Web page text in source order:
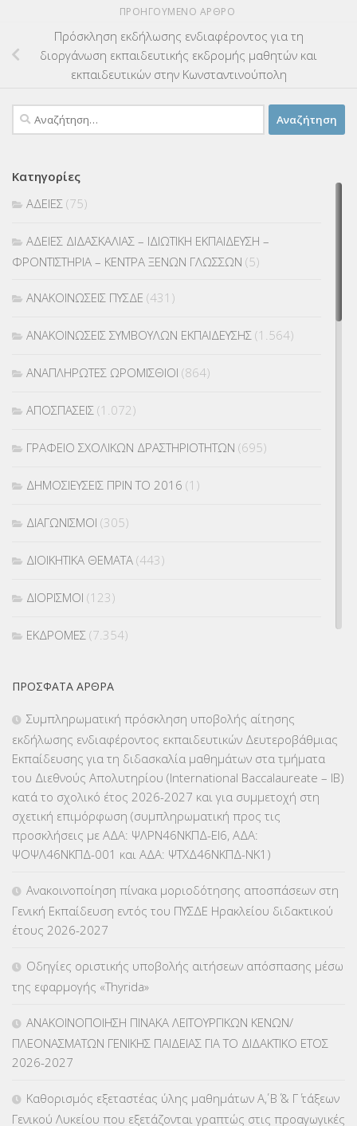
ΠΡΟΗΓΟΎΜΕΝΟ ΆΡΘΡΟ
Πρόσκληση εκδήλωσης ενδιαφέροντος για τη
διοργάνωση εκπαιδευτικής εκδρομής μαθητών και
εκπαιδευτικών στην Κωνσταντινούπολη
Αναζήτηση
για:
Κατηγορίες
ΑΔΕΙΕΣ (75)
ΑΔΕΙΕΣ ΔΙΔΑΣΚΑΛΙΑΣ – ΙΔΙΩΤΙΚΗ ΕΚΠΑΙΔΕΥΣΗ –
ΦΡΟΝΤΙΣΤΗΡΙΑ – ΚΕΝΤΡΑ ΞΕΝΩΝ ΓΛΩΣΣΩΝ (5)
ΑΝΑΚΟΙΝΩΣΕΙΣ ΠΥΣΔΕ (431)
ΑΝΑΚΟΙΝΩΣΕΙΣ ΣΥΜΒΟΥΛΩΝ ΕΚΠΑΙΔΕΥΣΗΣ (1.564)
ΑΝΑΠΛΗΡΩΤΕΣ ΩΡΟΜΙΣΘΙΟΙ (864)
ΑΠΟΣΠΑΣΕΙΣ (1.072)
ΓΡΑΦΕΙΟ ΣΧΟΛΙΚΩΝ ΔΡΑΣΤΗΡΙΟΤΗΤΩΝ (695)
ΔΗΜΟΣΙΕΥΣΕΙΣ ΠΡΙΝ ΤΟ 2016 (1)
ΔΙΑΓΩΝΙΣΜΟΙ (305)
ΔΙΟΙΚΗΤΙΚΑ ΘΕΜΑΤΑ (443)
ΔΙΟΡΙΣΜΟΙ (123)
ΕΚΔΡΟΜΕΣ (7.354)
ΕΠΙΜΟΡΦΩΣΗ Τ.Π.Ε.(10)
ΕΥΡΩΠΑΪΚΑ ΠΡΟΓΡΑΜΜΑΤΑ(230)
ΚΕΣΥ (60)
ΚΕΣΥΠ(109)
ΚΠγ – ΚΡΑΤΙΚΟ ΠΙΣΤΟΠΟΙΗΤΙΚΟ ΓΛΩΣΣΟΜΑΘΕΙΑΣ(135)
ΚΠπ- ΚΡΑΤΙΚΟ ΠΙΣΤΟΠΟΙΗΤΙΚΟ ΠΛΗΡΟΦΟΡΙΚΗΣ
ΛΟΙΠΑ(309)
ΜΕΤΑΘΕΣΕΙΣ-ΤΟΠΟΘΕΤΗΣΕΙΣ ΒΕΛΤΙΩΣΕΙΣ(319)
ΜΕΤΑΦΟΡΑ ΜΑΘΗΤΩΝ(3)
ΠΡΌΣΦΑΤΑ ΆΡΘΡΑ
Συμπληρωματική πρόσκληση υποβολής αίτησης
εκδήλωσης ενδιαφέροντος εκπαιδευτικών Δευτεροβάθμιας
Εκπαίδευσης για τη διδασκαλία μαθημάτων στα τμήματα
του Διεθνούς Απολυτηρίου (International Baccalaureate – IB)
κατά το σχολικό έτος 2026-2027 και για συμμετοχή στη
σχετική επιμόρφωση (συμπληρωματική προς τις
προσκλήσεις με ΑΔΑ: ΨΛΡΝ46ΝΚΠΔ-ΕΙ6, ΑΔΑ:
ΨΟΨΛ46ΝΚΠΔ-001 και ΑΔΑ: ΨΤΧΔ46ΝΚΠΔ-ΝΚ1)
Ανακοινοποίηση πίνακα μοριοδότησης αποσπάσεων στη
Γενική Εκπαίδευση εντός του ΠΥΣΔΕ Ηρακλείου διδακτικού
έτους 2026-2027
Οδηγίες οριστικής υποβολής αιτήσεων απόσπασης μέσω
της εφαρμογής «Thyrida»
ΑΝΑΚΟΙΝΟΠΟΙΗΣΗ ΠΙΝΑΚΑ ΛΕΙΤΟΥΡΓΙΚΩΝ ΚΕΝΩΝ/
ΠΛΕΟΝΑΣΜΑΤΩΝ ΓΕΝΙΚΗΣ ΠΑΙΔΕΙΑΣ ΓΙΑ ΤΟ ΔΙΔΑΚΤΙΚΟ ΕΤΟΣ
2026-2027
Καθορισμός εξεταστέας ύλης μαθημάτων Α΄, Β΄ & Γ΄ τάξεων
Γενικού Λυκείου που εξετάζονται γραπτώς στις προαγωγικές